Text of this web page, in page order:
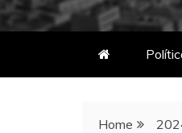
Home